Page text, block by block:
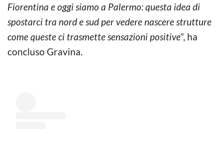
Fiorentina e oggi siamo a Palermo: questa idea di
spostarci tra nord e sud per vedere nascere strutture
come queste ci trasmette sensazioni positive”, ha
concluso Gravina.